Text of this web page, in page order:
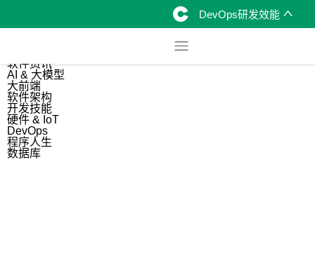
DevOps研发效能
软件资讯
AI & 大模型
大前端
软件架构
开发技能
硬件 & IoT
DevOps
程序人生
数据库